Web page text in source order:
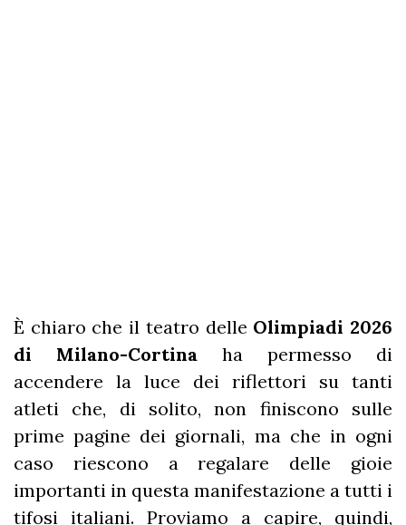
È chiaro che il teatro delle Olimpiadi 2026
di Milano-Cortina ha permesso di
accendere la luce dei riflettori su tanti
atleti che, di solito, non finiscono sulle
prime pagine dei giornali, ma che in ogni
caso riescono a regalare delle gioie
importanti in questa manifestazione a tutti i
tifosi italiani. Proviamo a capire, quindi,